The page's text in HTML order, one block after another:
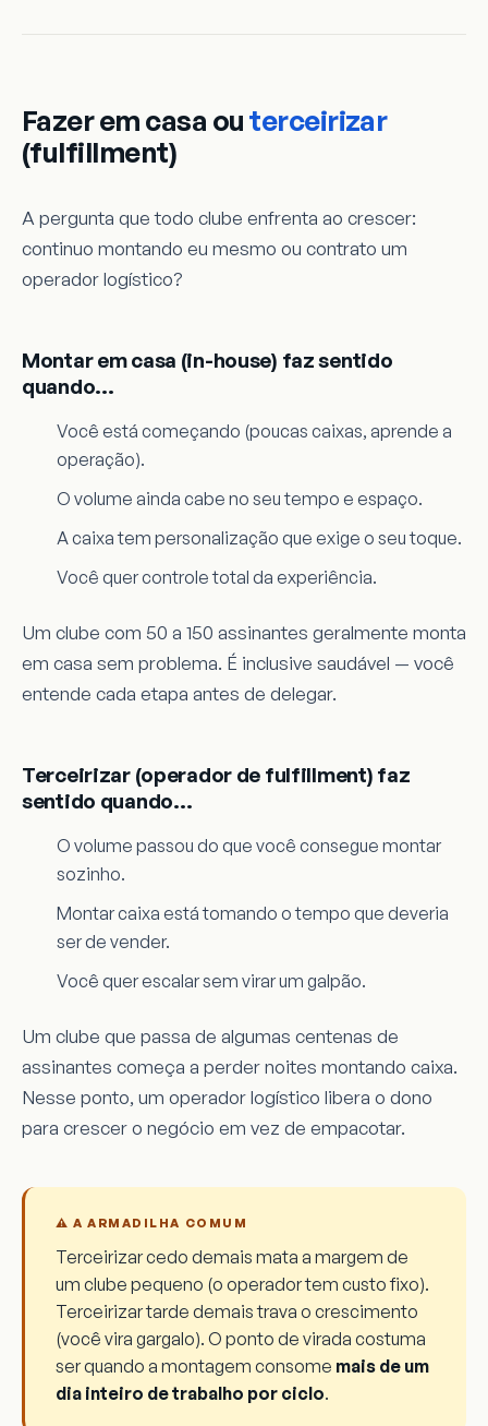
Fazer em casa outerceirizar
(fulfillment)
A pergunta que todo clube enfrenta ao crescer:
continuo montando eu mesmo ou contrato um
operador logístico?
Montar em casa (in-house) faz sentido
quando…
Você está começando (poucas caixas, aprende a
operação).
O volume ainda cabe no seu tempo e espaço.
A caixa tem personalização que exige o seu toque.
Você quer controle total da experiência.
Um clube com 50 a 150 assinantes geralmente monta
em casa sem problema. É inclusive saudável — você
entende cada etapa antes de delegar.
Terceirizar (operador de fulfillment) faz
sentido quando…
O volume passou do que você consegue montar
sozinho.
Montar caixa está tomando o tempo que deveria
ser de vender.
Você quer escalar sem virar um galpão.
Um clube que passa de algumas centenas de
assinantes começa a perder noites montando caixa.
Nesse ponto, um operador logístico libera o dono
para crescer o negócio em vez de empacotar.
⚠️ A ARMADILHA COMUM
Terceirizar cedo demais mata a margem de
um clube pequeno (o operador tem custo fixo).
Terceirizar tarde demais trava o crescimento
(você vira gargalo). O ponto de virada costuma
ser quando a montagem consome mais de um
dia inteiro de trabalho por ciclo.